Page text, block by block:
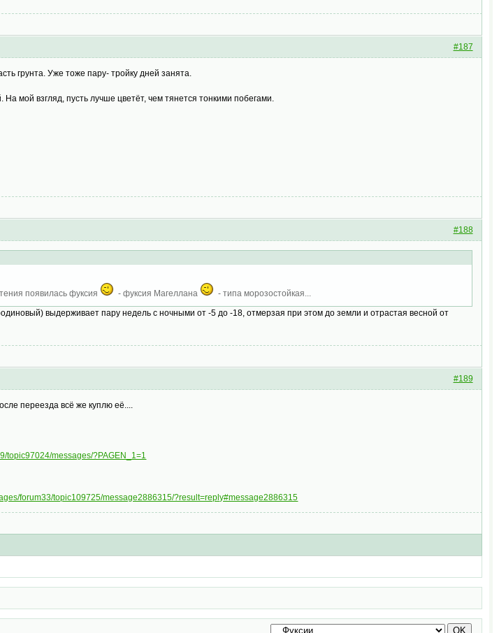
#187
грунта. Уже тоже пару- тройку дней занята.
мой взгляд, пусть лучше цветёт, чем тянется тонкими побегами.
#188
появилась фуксия
- фуксия Магеллана
- типа морозостойкая...
выдерживает пару недель с ночными от -5 до -18, отмерзая при этом до земли и отрастая весной от
#189
переезда всё же куплю её....
topic97024/messages/?PAGEN_1=1
forum33/topic109725/message2886315/?result=reply#message2886315